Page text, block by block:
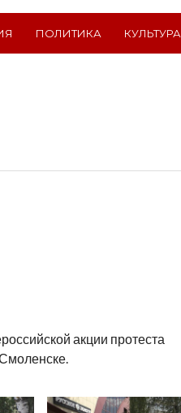
ПОЛИТИКА КУЛЬТУРА
акции протеста